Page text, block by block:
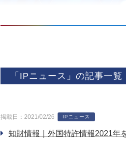
「IPニュース」の記事一覧
掲載日：2021/02/26 IPニュース
知財情報｜外国特許情報2021年